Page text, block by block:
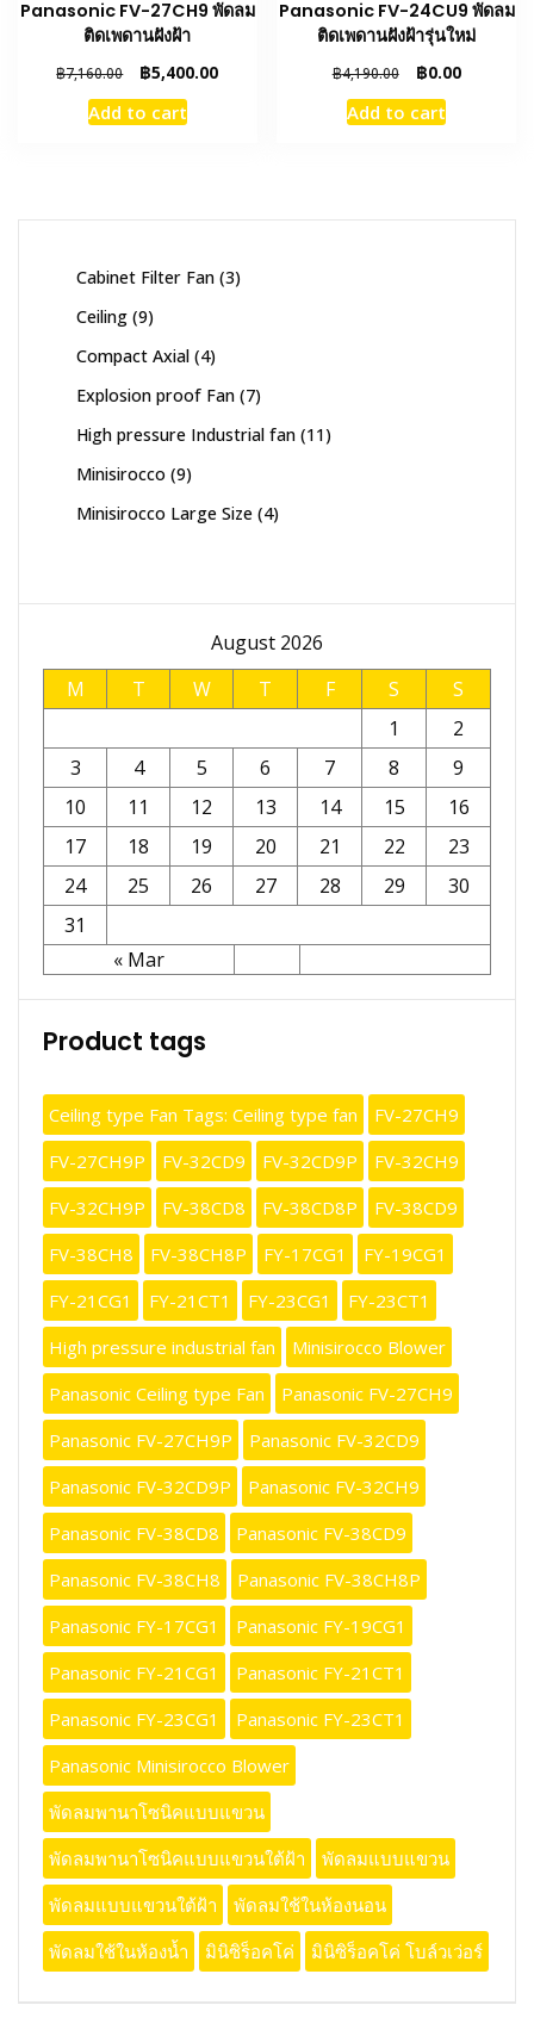
Panasonic FV-27CH9 พัดลม
ติดเพดานฝังฝ้า
฿7,160.00
Original
price
was:
฿5,400.00Current
Add to cart
Panasonic FV-24CU9 พัดลม
ติดเพดานฝังฝ้ารุ่นใหม่
฿4,190.00
Original
price
was:
฿0.00Current
Add to cart
Cabinet Filter Fan 33
Ceiling 99
Compact Axial 44
Explosion proof Fan 77
High pressure Industrial fan 1111
Minisirocco 99
Minisirocco Large Size 44
August 2026
M
T W T F S
S
1
2
3
4 5 6 7 8
9
10
11 12 13 14 15
16
17
18 19 20 21 22
23
24
25 26 27 28 29
30
31
« Mar
Product tags
Ceiling type Fan Tags: Ceiling type fan
FV-27CH9
FV-27CH9P
FV-32CD9 FV-32CD9P
FV-32CH9
FV-32CH9P
FV-38CD8 FV-38CD8P
FV-38CD9
FV-38CH8
FV-38CH8P FY-17CG1
FY-19CG1
FY-21CG1
FY-21CT1 FY-23CG1
FY-23CT1
High pressure industrial fan
Minisirocco Blower
Panasonic Ceiling type Fan
Panasonic FV-27CH9
Panasonic FV-27CH9P
Panasonic FV-32CD9
Panasonic FV-32CD9P
Panasonic FV-32CH9
Panasonic FV-38CD8
Panasonic FV-38CD9
Panasonic FV-38CH8
Panasonic FV-38CH8P
Panasonic FY-17CG1
Panasonic FY-19CG1
Panasonic FY-21CG1
Panasonic FY-21CT1
Panasonic FY-23CG1
Panasonic FY-23CT1
Panasonic Minisirocco Blower
พัดลมพานาโซนิคแบบแขวน
พัดลมพานาโซนิคแบบแขวนใต้ฝ้า
พัดลมแบบแขวน
พัดลมแบบแขวนใต้ฝ้า
พัดลมใช้ในห้องนอน
พัดลมใช้ในห้องน้ำ
มินิซิร็อคโค่ มินิซิร็อคโค่ โบล์วเว่อร์